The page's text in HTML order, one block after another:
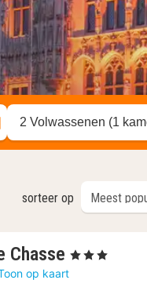
2 Volwassenen (1
sorteer op
Chasse 1
, 3 Sterren
op kaart